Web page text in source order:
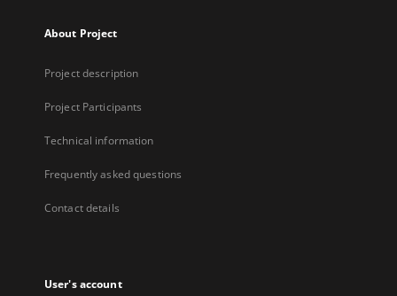
About Project
Project description
Project Participants
Technical information
Frequently asked questions
Contact details
User's account